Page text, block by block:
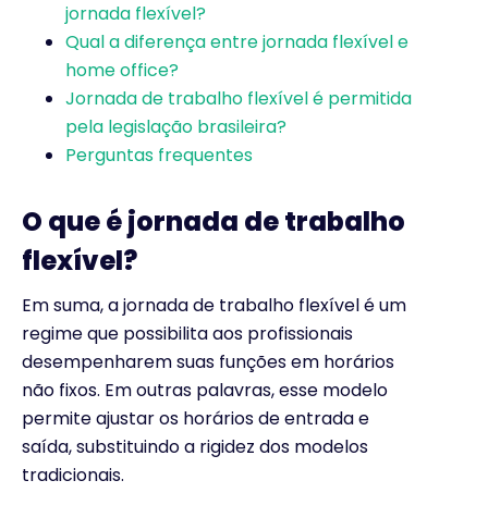
jornada flexível?
Qual a diferença entre jornada flexível e
home office?
Jornada de trabalho flexível é permitida
pela legislação brasileira?
Perguntas frequentes
O que é jornada de trabalho
flexível?​
Em suma, a jornada de trabalho flexível é um
regime que possibilita aos profissionais
desempenharem suas funções em horários
não fixos. Em outras palavras, esse modelo
permite ajustar os horários de entrada e
saída, substituindo a rigidez dos modelos
tradicionais.